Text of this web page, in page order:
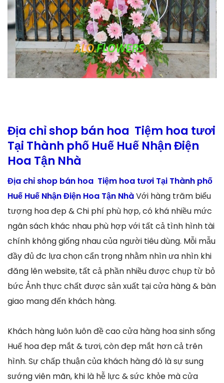
Địa chỉ shop bán hoa Tiệm hoa tươi
Tại Thành phố Huế Huế Nhận Điện
Hoa Tận Nhà
Địa chỉ shop bán hoa Tiệm hoa tươi Tại Thành phố
Huế Huế Nhận Điện Hoa Tận NhàVới hàng trăm biểu
tượng hoa đẹp & Chi phí phù hợp, có khá nhiều mức
ngân sách khác nhau phù hợp với tất cả tình hình tài
chính không giống nhau của người tiêu dùng. Mỗi mẫu
đầy đủ đc lựa chọn cẩn trọng nhằm nhìn ưa nhìn khi
đăng lên website, tất cả phần nhiều được chụp từ bỏ
bức Ảnh thực chất được sản xuất tại cửa hàng & bàn
giao mang đến khách hàng.
Khách hàng luôn luôn đề cao cửa hàng hoa sinh sống
Huế hoa đẹp mắt & tươi, còn đẹp mắt hơn cả trên
hình. Sự chấp thuận của khách hàng đó là sự sung
sướng viên mãn, khi là hễ lực & sức khỏe mà cửa